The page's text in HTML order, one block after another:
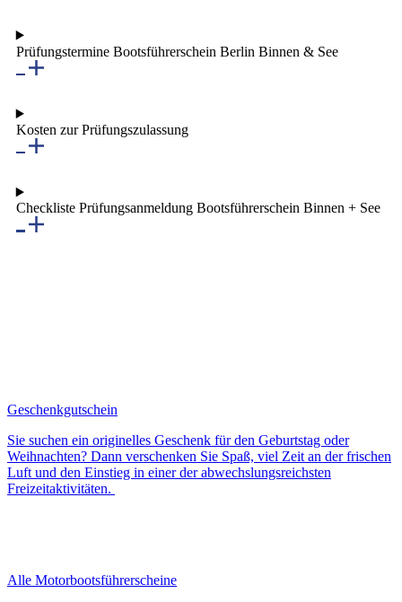
Prüfungstermine Bootsführerschein Berlin Binnen & See
Kosten zur Prüfungszulassung
Checkliste Prüfungsanmeldung Bootsführerschein Binnen + See
Geschenkgutschein
Sie suchen ein originelles Geschenk für den Geburtstag oder
Weihnachten? Dann verschenken Sie Spaß, viel Zeit an der frischen
Luft und den Einstieg in einer der abwechslungsreichsten
Freizeitaktivitäten.
Alle Motorbootsführerscheine